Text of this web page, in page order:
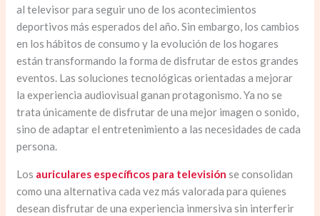
al televisor para seguir uno de los acontecimientos
deportivos más esperados del año. Sin embargo, los cambios
en los hábitos de consumo y la evolución de los hogares
están transformando la forma de disfrutar de estos grandes
eventos. Las soluciones tecnológicas orientadas a mejorar
la experiencia audiovisual ganan protagonismo. Ya no se
trata únicamente de disfrutar de una mejor imagen o sonido,
sino de adaptar el entretenimiento a las necesidades de cada
persona.
Los auriculares específicos para televisión se consolidan
como una alternativa cada vez más valorada para quienes
desean disfrutar de una experiencia inmersiva sin interferir